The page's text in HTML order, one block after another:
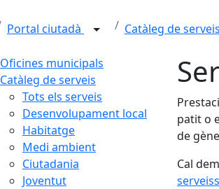
Portal ciutadà Catàleg de serveis
Oficines municipals
Catàleg de serveis
Tots els serveis
Desenvolupament local
Habitatge
Medi ambient
Ciutadania
Joventut
patit o
de
Cal